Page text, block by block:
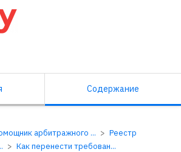
Содержание
арбитражного ...
Реестр
Как перенести требован...